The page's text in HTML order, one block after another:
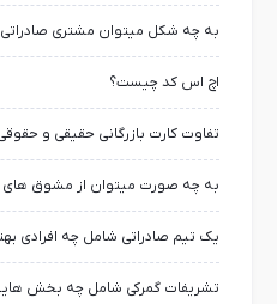
به چه شکل میتوان مشتری صادراتی
اچ اس کد چیست؟
تفاوت کارت بازرگانی حقیقی و
به چه صورت میتوان از مشوق های
یک تیم صادراتی شامل چه افرادی
تشریفات گمرکی شامل چه بخش